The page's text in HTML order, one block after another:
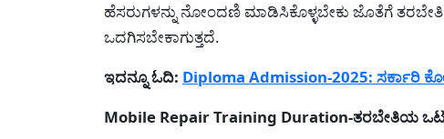
ಹೆಸರುಗಳನ್ನು ನೋಂದಣಿ ಮಾಡಿಸಿಕೊಳ್ಳಬೇಕು ಜೊತೆಗೆ
ಒದಗಿಸಬೇಕಾಗುತ್ತದೆ.
ಇದನ್ನೂ ಓದಿ: Diploma Admission-2025: ಸರ್ಕಾರಿ
Mobile Repair Training Duration-ತರಬೇತಿಯ